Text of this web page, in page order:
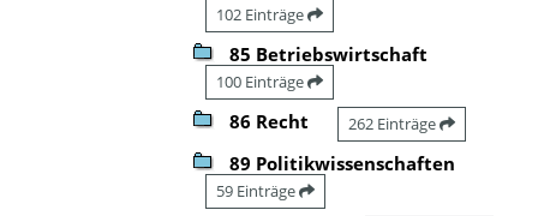
102 Einträge
85 Betriebswirtschaft
100 Einträge
86 Recht 262 Einträge
89 Politikwissenschaften
59 Einträge